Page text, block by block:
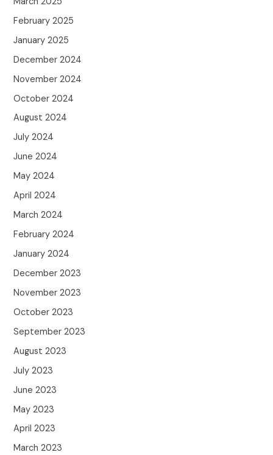
February 2025
January 2025
December 2024
November 2024
October 2024
August 2024
July 2024
June 2024
May 2024
April 2024
March 2024
February 2024
January 2024
December 2023
November 2023
October 2023
September 2023
August 2023
July 2023
June 2023
May 2023
April 2023
March 2023